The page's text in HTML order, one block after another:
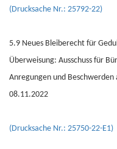
(Drucksache Nr.: 25792-22)
5.9 Neues Bleiberecht für
Überweisung: Ausschuss für
Anregungen und
08.11.2022
(Drucksache Nr.: 25750-22-E1)